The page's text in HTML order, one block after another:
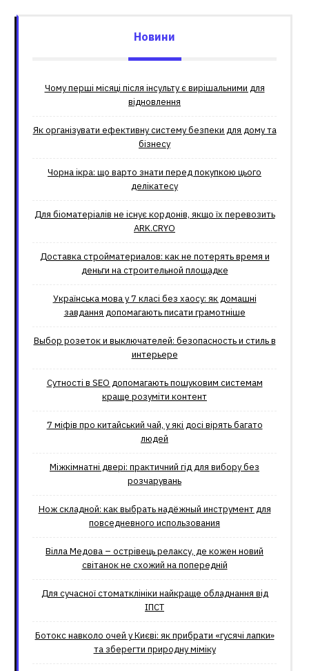
Новини
Чому перші місяці після інсульту є вирішальними для
відновлення
Як організувати ефективну систему безпеки для дому та
бізнесу
Чорна ікра: що варто знати перед покупкою цього
делікатесу
Для біоматеріалів не існує кордонів, якщо їх перевозить
ARK.CRYO
Доставка стройматериалов: как не потерять время и
деньги на строительной площадке
Українська мова у 7 класі без хаосу: як домашні
завдання допомагають писати грамотніше
Выбор розеток и выключателей: безопасность и стиль в
интерьере
Сутності в SEO допомагають пошуковим системам
краще розуміти контент
7 міфів про китайський чай, у які досі вірять багато
людей
Міжкімнатні двері: практичний гід для вибору без
розчарувань
Нож складной: как выбрать надёжный инструмент для
повседневного использования
Вілла Медова – острівець релаксу, де кожен новий
світанок не схожий на попередній
Для сучасної стоматклініки найкраще обладнання від
ІПСТ
Ботокс навколо очей у Києві: як прибрати «гусячі лапки»
та зберегти природну міміку